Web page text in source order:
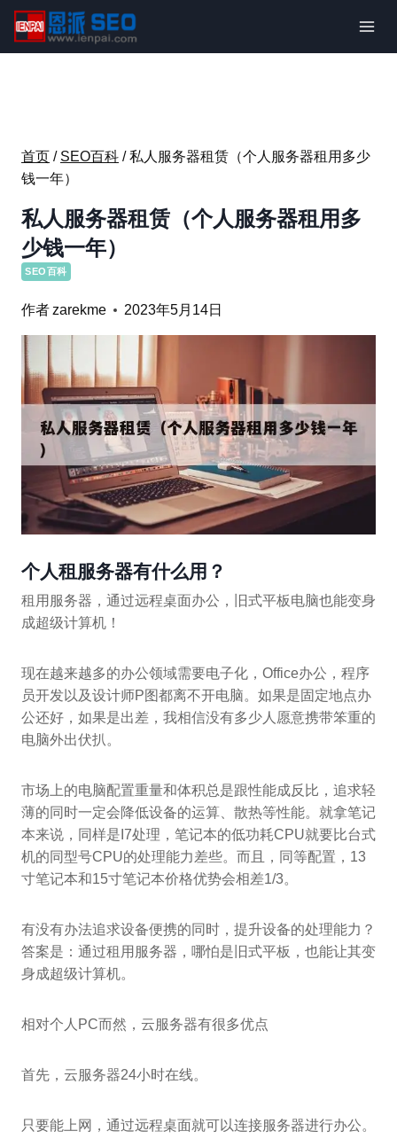
内
首页 / SEO百科 / 私人服务器租赁（个人服务器租用多少
钱一年）
私人服务器租赁（个人服务器租用多
少钱一年）
SEO百科
作者zarekme 2023年5月14日
个人租服务器有什么用？
租用服务器，通过远程桌面办公，旧式平板电脑也能变身
成超级计算机！
现在越来越多的办公领域需要电子化，Office办公，程序
员开发以及设计师P图都离不开电脑。如果是固定地点办
公还好，如果是出差，我相信没有多少人愿意携带笨重的
电脑外出伏扒。
市场上的电脑配置重量和体积总是跟性能成反比，追求轻
薄的同时一定会降低设备的运算、散热等性能。就拿笔记
本来说，同样是I7处理，笔记本的低功耗CPU就要比台式
机的同型号CPU的处理能力差些。而且，同等配置，13
寸笔记本和15寸笔记本价格优势会相差1/3。
有没有办法追求设备便携的同时，提升设备的处理能力？
答案是：通过租用服务器，哪怕是旧式平板，也能让其变
身成超级计算机。
相对个人PC而然，云服务器有很多优点
首先，云服务器24小时在线。
只要能上网，通过远程桌面就可以连接服务器进行办公。